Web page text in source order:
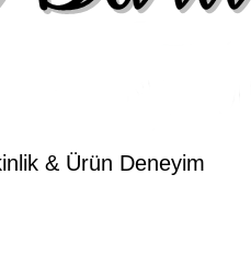
& Ürün Deneyim